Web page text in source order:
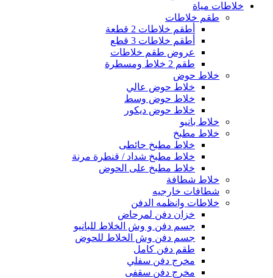
خلاطات مياة
طقم خلاطات
أطقم خلاطات 2 قطعة
أطقم خلاطات 3 قطع
عروض طقم خلاطات
طقم 2 خلاط ومسطرة
خلاط حوض
خلاط حوض عالي
خلاط حوض وسط
خلاط حوض ديكور
خلاط بانيو
خلاط مطبخ
خلاط مطبخ حائطى
خلاط مطبخ شداد / قنطرة مرنة
خلاط مطبخ على الحوض
خلاط شطافة
شطافات خارجيه
خلاطات وانظمه الدفن
خزان دفن لمرحاض
جسم دفن و وش الخلاط للبانيو
جسم دفن وش الخلاط للحوض
طقم دفن كامل
مخرج دفن سفلي
مخرج دفن سقفى